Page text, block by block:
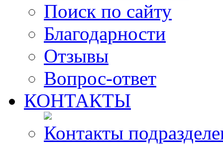
Поиск по сайту
Благодарности
Отзывы
Вопрос-ответ
КОНТАКТЫ
Контакты